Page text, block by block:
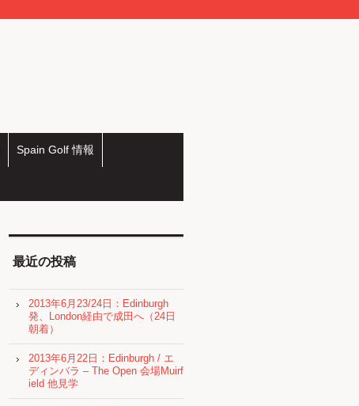
Spain Golf 情報
最近の投稿
2013年6月23/24日：Edinburgh
発、London経由で成田へ（24日
朝着）
2013年6月22日：Edinburgh / エ
ディンバラ – The Open 会場Muirf
ield 他見学